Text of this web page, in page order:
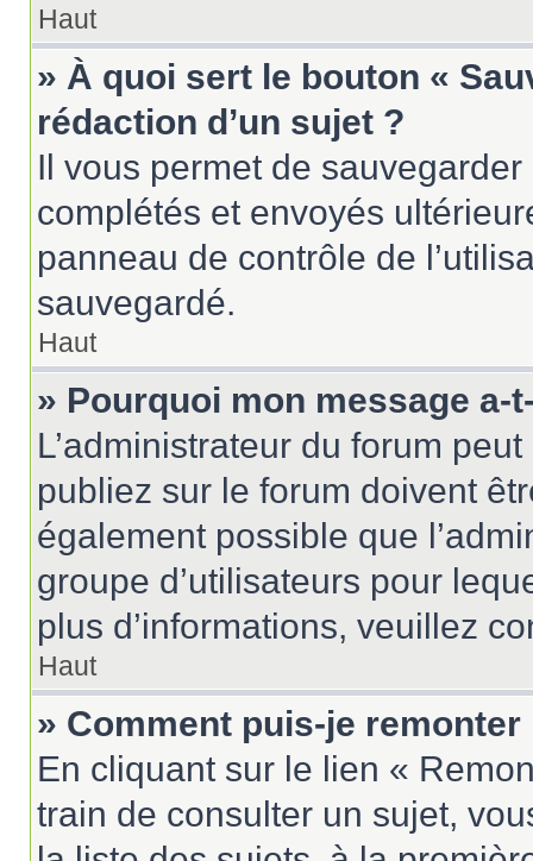
Haut
» À quoi sert le bouton «
rédaction d’un sujet ?
Il vous permet de
complétés et envoyés
panneau de contrôle de
sauvegardé.
Haut
» Pourquoi mon message a-
L’administrateur du forum
publiez sur le forum doivent
également possible que
groupe d’utilisateurs pour
plus d’informations, veuillez
Haut
» Comment puis-je
En cliquant sur le lien «
train de consulter un sujet,